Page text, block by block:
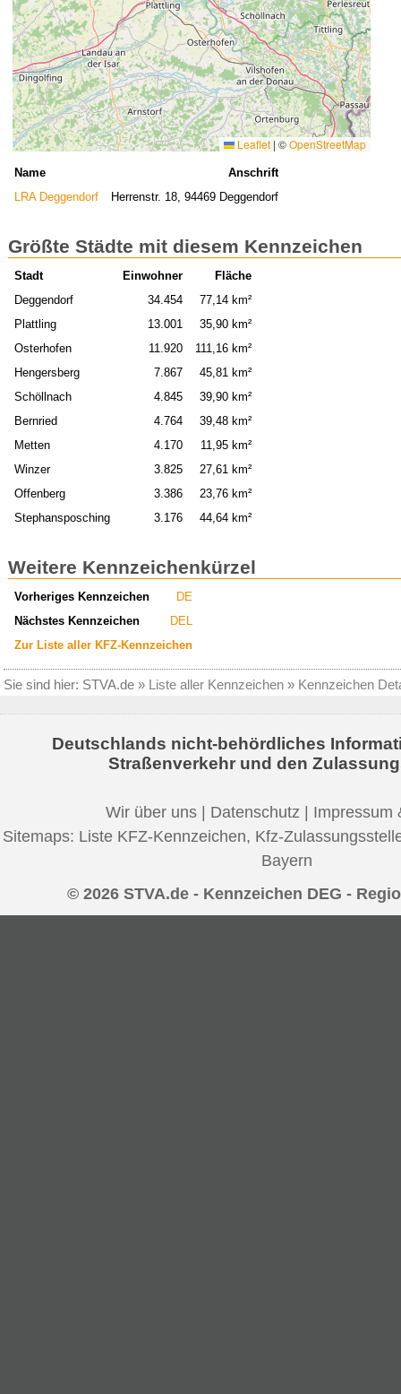
Leaflet | ©OpenStreetMap
Name
Anschrift
LRA Deggendorf
Herrenstr. 18, 94469 Deggendorf
Größte Städte mit diesem Kennzeichen
Stadt Einwohner
Fläche
Deggendorf
34.454
77,14 km²
Plattling
13.001
35,90 km²
Osterhofen
11.920
111,16 km²
Hengersberg
7.867
45,81 km²
Schöllnach
4.845
39,90 km²
Bernried
4.764
39,48 km²
Metten
4.170
11,95 km²
Winzer
3.825
27,61 km²
Offenberg
3.386
23,76 km²
Stephansposching
3.176 44,64 km²
Weitere Kennzeichenkürzel
Vorheriges Kennzeichen
DE
Nächstes Kennzeichen
DEL
Zur Liste aller KFZ-Kennzeichen
Sie sind hier: STVA.de » Liste aller Kennzeichen » Kennzeichen
Deutschlands nicht-behördliches
Straßenverkehr und den
Wir über uns | Datenschutz | Impressum
Sitemaps: Liste KFZ-Kennzeichen, Kfz-
Bayern
© 2026 STVA.de - Kennzeichen DEG -